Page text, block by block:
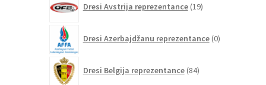
Dresi Avstrija reprezentance 19izdelkov
Dresi Azerbajdžanu reprezentance 0izdelkov
Dresi Belgija reprezentance 84izdelkov